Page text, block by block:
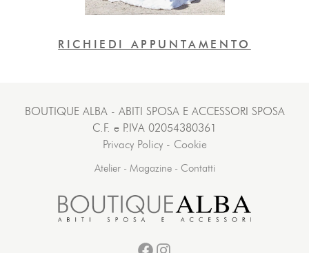
RICHIEDI APPUNTAMENTO
BOUTIQUE ALBA - ABITI SPOSA E ACCESSORI SPOSA
C.F. e P.IVA 02054380361
Privacy Policy- Cookie
Atelier- Magazine- Contatti